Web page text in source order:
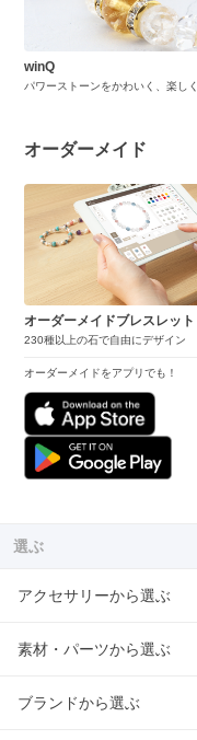
winQ
パワーストーンをかわいく、楽しく
オーダーメイド
オーダーメイドブレスレット
230種以上の石で自由にデザイン
オーダーメイドをアプリでも！
選ぶ
アクセサリーから選ぶ
素材・パーツから選ぶ
ブランドから選ぶ